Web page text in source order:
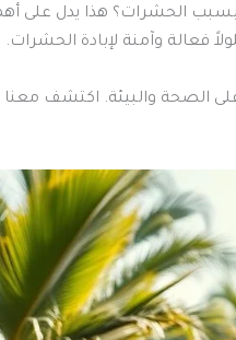
مشاكل بسبب الحشرات؟ هذا يدل
فعالة وآمنة لإبادة الحشرات.
والبيئة. اكتشف معنا